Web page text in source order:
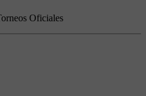
Oficiales